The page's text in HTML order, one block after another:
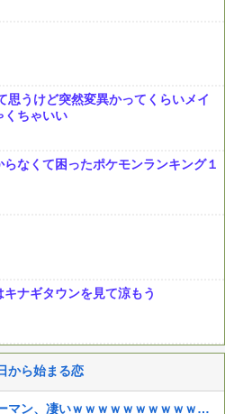
思うけど突然変異かってくらいメイ
くちゃいい
なくて困ったポケモンランキング１
ナギタウンを見て涼もう
から始まる恋
【動画】ガチ勢同士のボンバーマン、凄いｗｗｗｗｗｗｗｗｗｗｗｗ